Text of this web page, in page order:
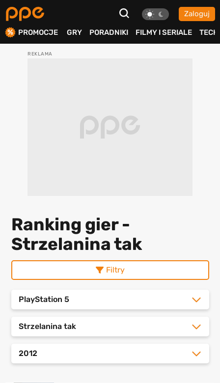
Zaloguj
PROMOCJE GRY PORADNIKI FILMY I SERIALE TECH
Ranking gier -
Strzelanina tak
Filtry
PlayStation 5
Strzelanina tak
2012